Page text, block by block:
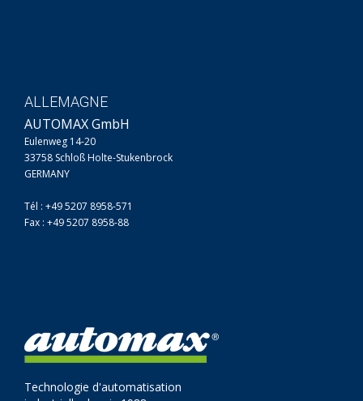
ALLEMAGNE
AUTOMAX GmbH
Eulenweg 14-20
33758 Schloß Holte-Stukenbrock
GERMANY
Tél : +49 5207 8958-571
Fax : +49 5207 8958-88
Technologie d'automatisation